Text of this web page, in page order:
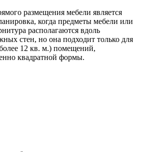
размещения мебели является
когда предметы мебели или
располагаются вдоль
стен, но она подходит только для
12 кв. м.) помещений,
квадратной формы.